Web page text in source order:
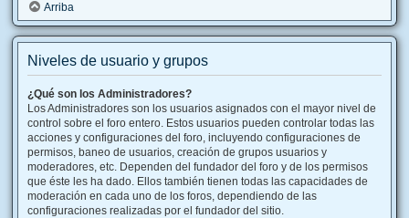
Arriba
Niveles de usuario y grupos
¿Qué son los Administradores?
Los Administradores son los usuarios asignados con el mayor nivel de
control sobre el foro entero. Estos usuarios pueden controlar todas las
acciones y configuraciones del foro, incluyendo configuraciones de
permisos, baneo de usuarios, creación de grupos usuarios y
moderadores, etc. Dependen del fundador del foro y de los permisos
que éste les ha dado. Ellos también tienen todas las capacidades de
moderación en cada uno de los foros, dependiendo de las
configuraciones realizadas por el fundador del sitio.